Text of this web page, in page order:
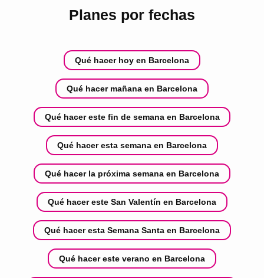
Planes por fechas
Qué hacer hoy en Barcelona
Qué hacer mañana en Barcelona
Qué hacer este fin de semana en Barcelona
Qué hacer esta semana en Barcelona
Qué hacer la próxima semana en Barcelona
Qué hacer este San Valentín en Barcelona
Qué hacer esta Semana Santa en Barcelona
Qué hacer este verano en Barcelona